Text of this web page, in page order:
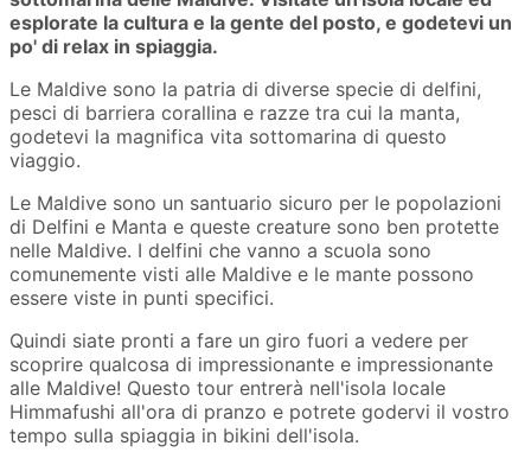
esplorate la cultura e la gente del posto, e godetevi un
po' di relax in spiaggia.
Le Maldive sono la patria di diverse specie di delfini,
pesci di barriera corallina e razze tra cui la manta,
godetevi la magnifica vita sottomarina di questo
viaggio.
Le Maldive sono un santuario sicuro per le popolazioni
di Delfini e Manta e queste creature sono ben protette
nelle Maldive. I delfini che vanno a scuola sono
comunemente visti alle Maldive e le mante possono
essere viste in punti specifici.
Quindi siate pronti a fare un giro fuori a vedere per
scoprire qualcosa di impressionante e impressionante
alle Maldive! Questo tour entrerà nell'isola locale
Himmafushi all'ora di pranzo e potrete godervi il vostro
tempo sulla spiaggia in bikini dell'isola.